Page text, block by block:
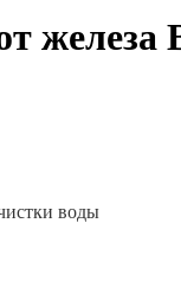
железа
воды